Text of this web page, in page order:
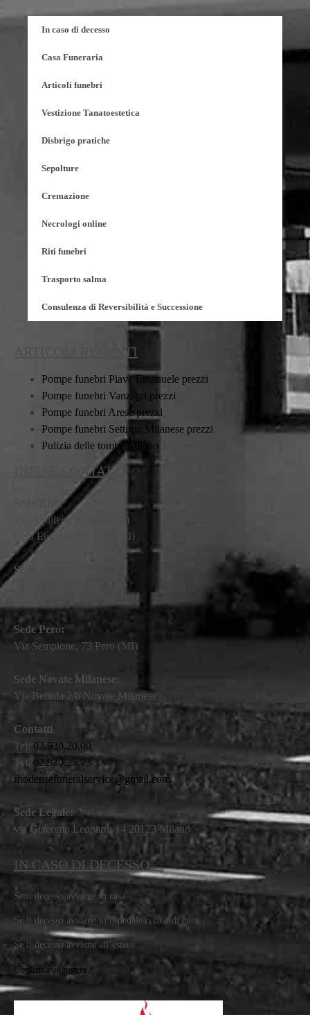
In caso di decesso
Casa Funeraria
Articoli funebri
Vestizione Tanatoestetica
Disbrigo pratiche
Sepolture
Cremazione
Necrologi online
Riti funebri
Trasporto salma
Consulenza di Reversibilità e Successione
ARTICOLI RECENTI
Pompe funebri Piave Emanuele prezzi
Pompe funebri Vanzago prezzi
Pompe funebri Arese prezzi
Pompe funebri Settimo Milanese prezzi
Pulizia delle tombe Milano
INFO E CONTATTI
Sede Rho:
Via Aquileia, 31 Rho (MI)
C.so Europa, 221 Rho (MI)
Sede Arese:
Via Mattei, 32 Arese (MI)
Sede Pero:
Via Sempione, 73 Pero (MI)
Sede Novate Milanese:
Via Bertola 2/b Novate Milanese
Contatti
Tel: 02.930.20.00
Tel. 02.930.35.73
rhodensefuneralservice@gmail.com
Sede Legale:
via Giacomo Leopardi 14 20123 Milano
IN CASO DI DECESSO…
Se il decesso avviene in casa…
Se il decesso avviene in ospedale o casa di cura…
Se il decesso avviene all’estero…
Continua a leggere…